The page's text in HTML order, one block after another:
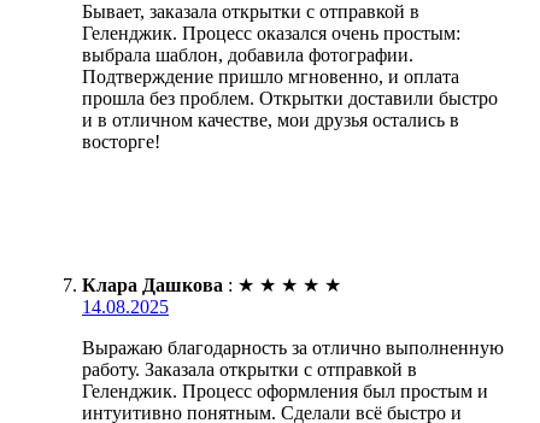
Бывает, заказала открытки с отправкой в
Геленджик. Процесс оказался очень простым:
выбрала шаблон, добавила фотографии.
Подтверждение пришло мгновенно, и оплата
прошла без проблем. Открытки доставили быстро
и в отличном качестве, мои друзья остались в
восторге!
Клара Дашкова : ★ ★ ★ ★ ★
14.08.2025
Выражаю благодарность за отлично выполненную
работу. Заказала открытки с отправкой в
Геленджик. Процесс оформления был простым и
интуитивно понятным. Сделали всё быстро и